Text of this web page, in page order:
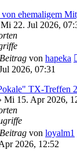
von ehemaligem
Mi 22. Jul 2026,
von hapeka
2026, 07:31
TX-Treffen
Mi 15. Apr 2026,
von loyalm1
2026, 12:52